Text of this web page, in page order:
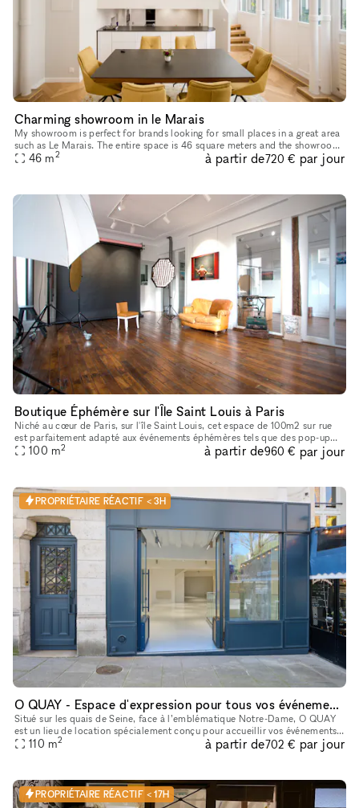
Charming showroom in le Marais
My showroom is perfect for brands looking for small places in a great area
such as Le Marais. The entire space is 46 square meters and the showroom
area is about 25 square meters. My place includes f
46 m2 à partir de720 € par jour
Boutique Éphémère sur l'Île Saint Louis à Paris
Niché au cœur de Paris, sur l'île Saint Louis, cet espace de 100m2 sur rue
est parfaitement adapté aux événements éphémères tels que des pop-up
store, showrooms, des présentations d'art et des événe
100 m2 à partir de960 € par jour
PROPRIÉTAIRE RÉACTIF < 3H
O QUAY - Espace d'expression pour tous vos événements (Quais de Seine)
Situé sur les quais de Seine, face à l’emblématique Notre-Dame, O QUAY
est un lieu de location spécialement conçu pour accueillir vos événements,
pop-up stores, showrooms, galerie d'art et exposition
110 m2 à partir de702 € par jour
PROPRIÉTAIRE RÉACTIF < 17H